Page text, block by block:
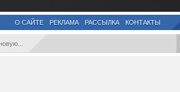
О САЙТЕ РЕКЛАМА РАССЫЛКА КОНТАКТЫ